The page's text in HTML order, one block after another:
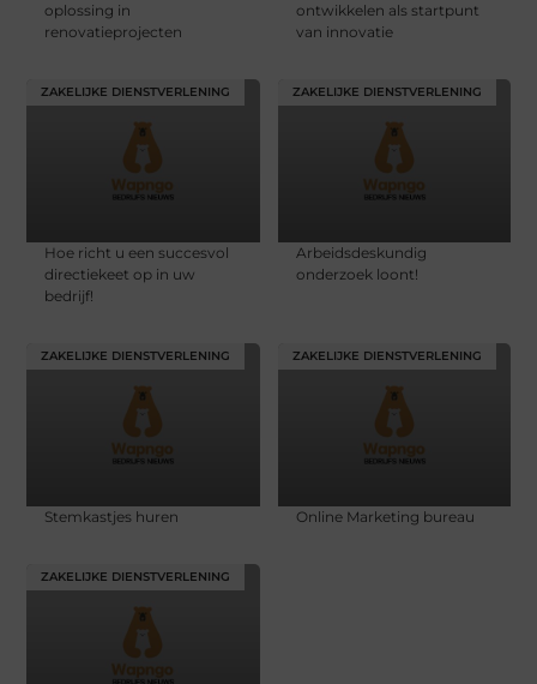
oplossing in
renovatieprojecten
ontwikkelen als startpunt
van innovatie
ZAKELIJKE DIENSTVERLENING
Hoe richt u een succesvol
directiekeet op in uw
bedrijf!
ZAKELIJKE DIENSTVERLENING
Arbeidsdeskundig
onderzoek loont!
ZAKELIJKE DIENSTVERLENING
Stemkastjes huren
ZAKELIJKE DIENSTVERLENING
Online Marketing bureau
ZAKELIJKE DIENSTVERLENING